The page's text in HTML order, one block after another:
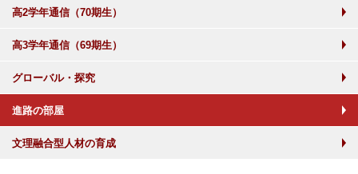
高2学年通信（70期生）
高3学年通信（69期生）
グローバル・探究
進路の部屋
文理融合型人材の育成